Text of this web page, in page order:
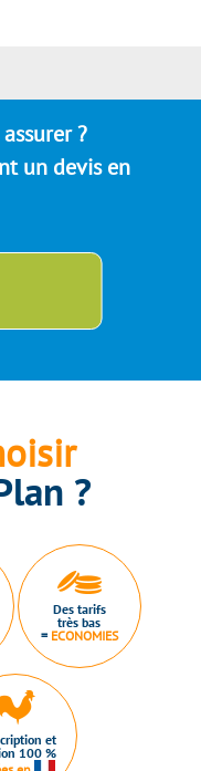
?
un devis en
?
Des tarifs
très bas
= ECONOMIES
et
100 %